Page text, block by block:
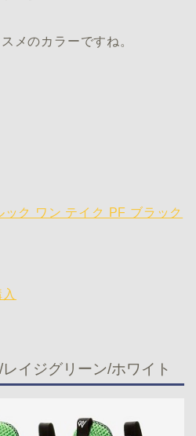
メのカラーですね。
ク ワン テイク PF ブラック
イジグリーン/ホワイト